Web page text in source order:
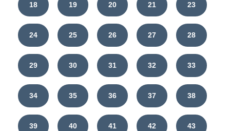
18 19 20 21 23
24 25 26 27 28
29 30 31 32 33
34 35 36 37 38
39 40 41 42 43